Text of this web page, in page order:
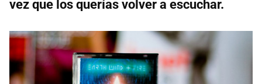
vez que los querías volver a escuchar.